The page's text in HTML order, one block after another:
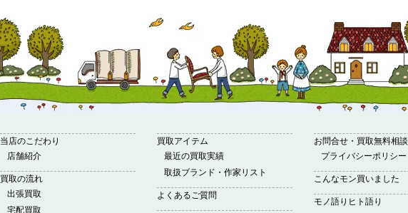
当店のこだわり
店舗紹介
買取の流れ
出張買取
宅配買取
買取アイテム
最近の買取実績
取扱ブランド・作家リスト
よくあるご質問
お問合せ・買取無料相談
プライバシーポリシー
こんなモン買いました
モノ語りヒト語り